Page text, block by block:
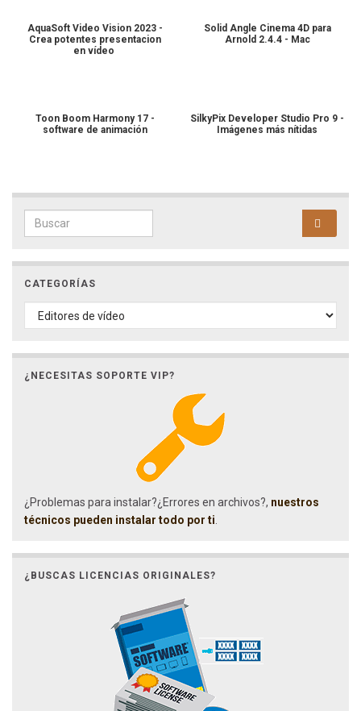
AquaSoft Video Vision 2023 -
Crea potentes presentacion
en vídeo
Solid Angle Cinema 4D para
Arnold 2.4.4 - Mac
Toon Boom Harmony 17 -
software de animación
SilkyPix Developer Studio Pro 9 -
Imágenes más nítidas
Search for:
CATEGORÍAS
CATEGORÍAS
¿NECESITAS SOPORTE VIP?
¿Problemas para instalar?¿Errores en archivos?, nuestros
técnicos pueden instalar todo por ti
¿BUSCAS LICENCIAS ORIGINALES?